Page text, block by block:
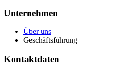
Unternehmen
Über uns
Geschäftsführung
Kontaktdaten